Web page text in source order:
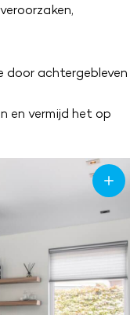
door achtergebleven
en vermijd het op